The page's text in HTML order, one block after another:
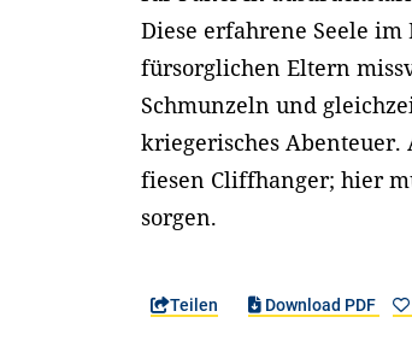
Diese erfahrene Seele
fürsorglichen Eltern
Schmunzeln und
kriegerisches
fiesen Cliffhanger; hier
sorgen.
Teilen Download PDF